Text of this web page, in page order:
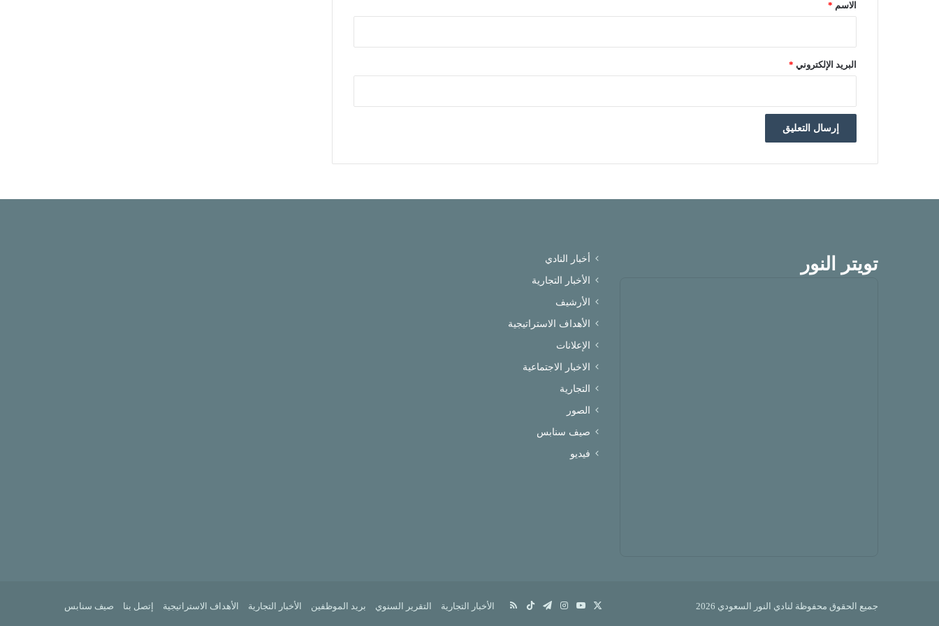
الاسم *
البريد الإلكتروني *
تويتر النور أخبار النادي
الأخبار التجارية
الأرشيف
الأهداف الاستراتيجية
الإعلانات
الاخبار الاجتماعية
التجارية
الصور
صيف سنابس
فيديو
جميع الحقوق محفوظة لنادي النور السعودي 2026 الأخبار التجارية التقرير السنوي بريد الموظفين الأخبار التجارية الأهداف الاستراتيجية إتصل بنا صيف سنابس يوتيوبانستقرامتيلقرام‫TikTokملخص